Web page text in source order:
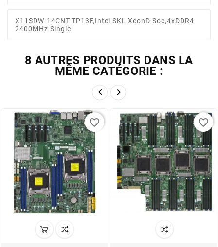
X11SDW-14CNT-TP13F,Intel SKL XeonD Soc,4xDDR4
2400MHz Single
8 AUTRES PRODUITS DANS LA
MÊME CATÉGORIE :
 
favorite_border favorite_border